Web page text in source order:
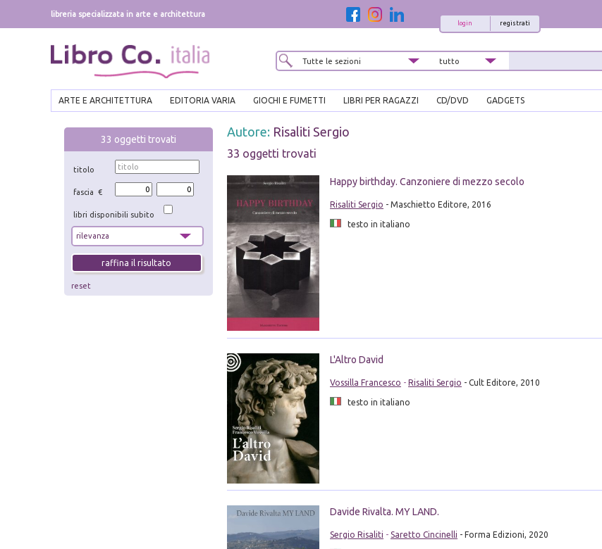
libreria specializzata in arte e architettura
registrati
login
ARTE E ARCHITETTURA EDITORIA VARIA GIOCHI E FUMETTI LIBRI PER RAGAZZI CD/DVD GADGETS
33 oggetti trovati
titolo
fascia €
libri disponibili subito
reset
Autore: Risaliti Sergio
33 oggetti trovati
Happy birthday. Canzoniere di mezzo secolo
Risaliti Sergio - Maschietto Editore, 2016
testo in italiano
L'Altro David
Vossilla Francesco - Risaliti Sergio - Cult Editore, 2010
testo in italiano
Davide Rivalta. MY LAND.
Sergio Risaliti - Saretto Cincinelli - Forma Edizioni, 2020